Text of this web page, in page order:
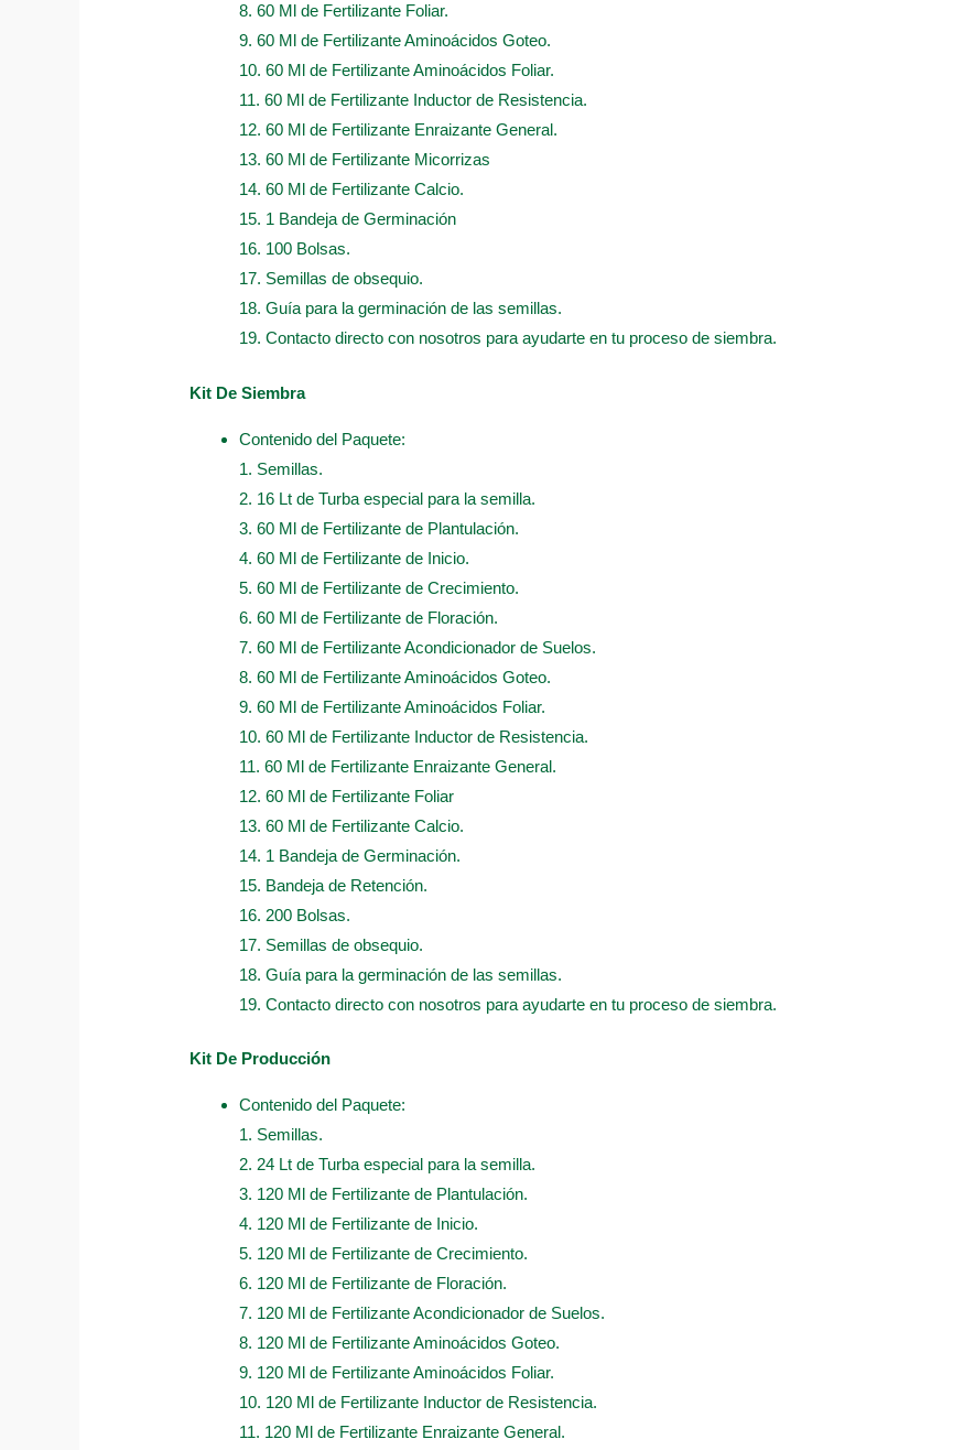
8. 60 Ml de Fertilizante Foliar.
9. 60 Ml de Fertilizante Aminoácidos Goteo.
10. 60 Ml de Fertilizante Aminoácidos Foliar.
11. 60 Ml de Fertilizante Inductor de Resistencia.
12. 60 Ml de Fertilizante Enraizante General.
13. 60 Ml de Fertilizante Micorrizas
14. 60 Ml de Fertilizante Calcio.
15. 1 Bandeja de Germinación
16. 100 Bolsas.
17. Semillas de obsequio.
18. Guía para la germinación de las semillas.
19. Contacto directo con nosotros para ayudarte en tu proceso de siembra.
Kit De Siembra
Contenido del Paquete:
1. Semillas.
2. 16 Lt de Turba especial para la semilla.
3. 60 Ml de Fertilizante de Plantulación.
4. 60 Ml de Fertilizante de Inicio.
5. 60 Ml de Fertilizante de Crecimiento.
6. 60 Ml de Fertilizante de Floración.
7. 60 Ml de Fertilizante Acondicionador de Suelos.
8. 60 Ml de Fertilizante Aminoácidos Goteo.
9. 60 Ml de Fertilizante Aminoácidos Foliar.
10. 60 Ml de Fertilizante Inductor de Resistencia.
11. 60 Ml de Fertilizante Enraizante General.
12. 60 Ml de Fertilizante Foliar
13. 60 Ml de Fertilizante Calcio.
14. 1 Bandeja de Germinación.
15. Bandeja de Retención.
16. 200 Bolsas.
17. Semillas de obsequio.
18. Guía para la germinación de las semillas.
19. Contacto directo con nosotros para ayudarte en tu proceso de siembra.
Kit De Producción
Contenido del Paquete:
1. Semillas.
2. 24 Lt de Turba especial para la semilla.
3. 120 Ml de Fertilizante de Plantulación.
4. 120 Ml de Fertilizante de Inicio.
5. 120 Ml de Fertilizante de Crecimiento.
6. 120 Ml de Fertilizante de Floración.
7. 120 Ml de Fertilizante Acondicionador de Suelos.
8. 120 Ml de Fertilizante Aminoácidos Goteo.
9. 120 Ml de Fertilizante Aminoácidos Foliar.
10. 120 Ml de Fertilizante Inductor de Resistencia.
11. 120 Ml de Fertilizante Enraizante General.